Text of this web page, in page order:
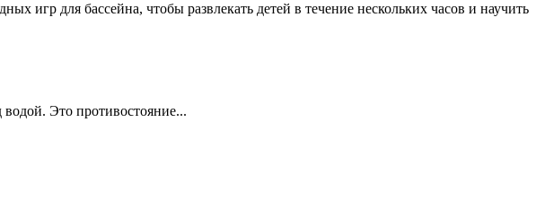
игр для бассейна, чтобы развлекать детей в течение нескольких часов и научить
водой. Это противостояние...